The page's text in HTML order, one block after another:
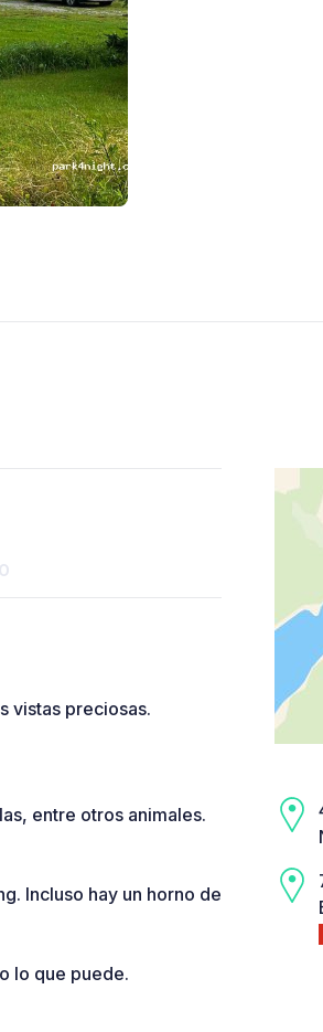
vistas preciosas.
entre otros animales.
Incluso hay un horno de
lo que puede.